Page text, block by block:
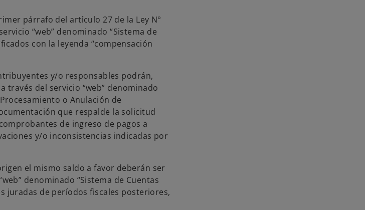
párrafo del artículo 27 de la Ley N°
“web” denominado “Sistema de
con la leyenda “compensación
y/o responsables podrán,
través del servicio “web” denominado
o Anulación de
que respalde la solicitud
de ingreso de pagos a
y/o inconsistencias indicadas por
el mismo saldo a favor deberán ser
denominado “Sistema de Cuentas
juradas de períodos fiscales posteriores,